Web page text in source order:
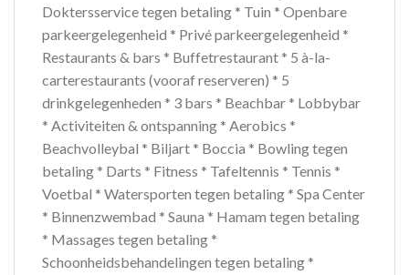
Doktersservice tegen betaling * Tuin * Openbare
parkeergelegenheid * Privé parkeergelegenheid *
Restaurants & bars * Buffetrestaurant * 5 à-la-
carterestaurants (vooraf reserveren) * 5
drinkgelegenheden * 3 bars * Beachbar * Lobbybar
* Activiteiten & ontspanning * Aerobics *
Beachvolleybal * Biljart * Boccia * Bowling tegen
betaling * Darts * Fitness * Tafeltennis * Tennis *
Voetbal * Watersporten tegen betaling * Spa Center
* Binnenzwembad * Sauna * Hamam tegen betaling
* Massages tegen betaling *
Schoonheidsbehandelingen tegen betaling *